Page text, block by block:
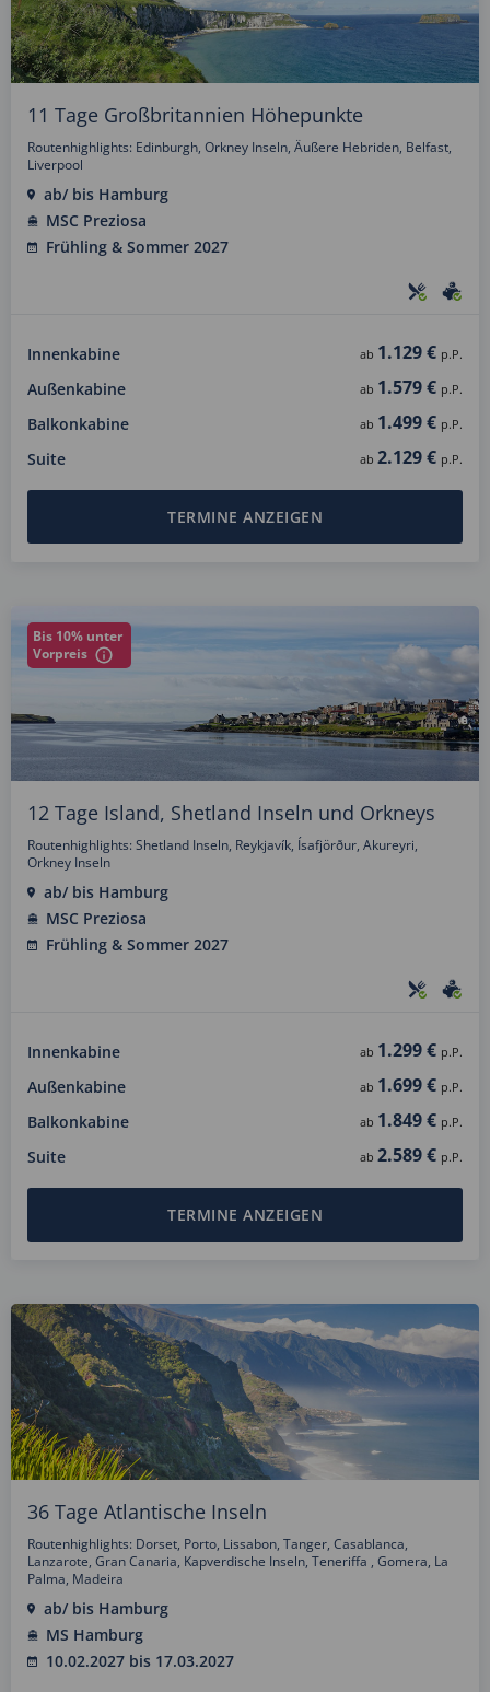
11 Tage Großbritannien Höhepunkte
Routenhighlights: Edinburgh, Orkney Inseln, Äußere Hebriden, Belfast,
Liverpool
ab/ bis Hamburg
MSC Preziosa
Frühling & Sommer 2027
Innenkabine ab 1.129 € p.P.
Außenkabine ab 1.579 € p.P.
Balkonkabine ab 1.499 € p.P.
Suite ab 2.129 € p.P.
TERMINE ANZEIGEN
Bis 10% unter
Vorpreis
12 Tage Island, Shetland Inseln und Orkneys
Routenhighlights: Shetland Inseln, Reykjavík, Ísafjörður, Akureyri,
Orkney Inseln
ab/ bis Hamburg
MSC Preziosa
Frühling & Sommer 2027
Innenkabine ab 1.299 € p.P.
Außenkabine ab 1.699 € p.P.
Balkonkabine ab 1.849 € p.P.
Suite ab 2.589 € p.P.
TERMINE ANZEIGEN
36 Tage Atlantische Inseln
Routenhighlights: Dorset, Porto, Lissabon, Tanger, Casablanca,
Lanzarote, Gran Canaria, Kapverdische Inseln, Teneriffa , Gomera, La
Palma, Madeira
ab/ bis Hamburg
MS Hamburg
10.02.2027 bis 17.03.2027